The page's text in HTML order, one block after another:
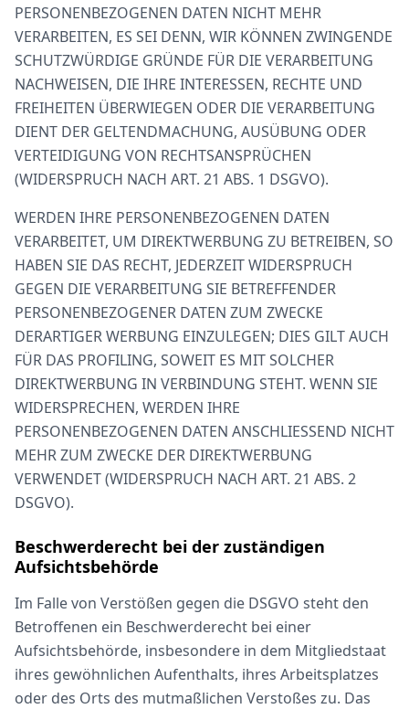
PERSONENBEZOGENEN DATEN NICHT MEHR
VERARBEITEN, ES SEI DENN, WIR KÖNNEN ZWINGENDE
SCHUTZWÜRDIGE GRÜNDE FÜR DIE VERARBEITUNG
NACHWEISEN, DIE IHRE INTERESSEN, RECHTE UND
FREIHEITEN ÜBERWIEGEN ODER DIE VERARBEITUNG
DIENT DER GELTENDMACHUNG, AUSÜBUNG ODER
VERTEIDIGUNG VON RECHTSANSPRÜCHEN
(WIDERSPRUCH NACH ART. 21 ABS. 1 DSGVO).
WERDEN IHRE PERSONENBEZOGENEN DATEN
VERARBEITET, UM DIREKTWERBUNG ZU BETREIBEN, SO
HABEN SIE DAS RECHT, JEDERZEIT WIDERSPRUCH
GEGEN DIE VERARBEITUNG SIE BETREFFENDER
PERSONENBEZOGENER DATEN ZUM ZWECKE
DERARTIGER WERBUNG EINZULEGEN; DIES GILT AUCH
FÜR DAS PROFILING, SOWEIT ES MIT SOLCHER
DIREKTWERBUNG IN VERBINDUNG STEHT. WENN SIE
WIDERSPRECHEN, WERDEN IHRE
PERSONENBEZOGENEN DATEN ANSCHLIESSEND NICHT
MEHR ZUM ZWECKE DER DIREKTWERBUNG
VERWENDET (WIDERSPRUCH NACH ART. 21 ABS. 2
DSGVO).
Beschwerde­recht bei der zuständigen
Aufsichts­behörde
Im Falle von Verstößen gegen die DSGVO steht den
Betroffenen ein Beschwerderecht bei einer
Aufsichtsbehörde, insbesondere in dem Mitgliedstaat
ihres gewöhnlichen Aufenthalts, ihres Arbeitsplatzes
oder des Orts des mutmaßlichen Verstoßes zu. Das